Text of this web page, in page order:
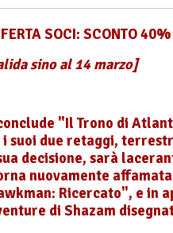
SOCI: SCONTO 40%
sino al 14 marzo]
"Il Trono di
suoi due retaggi,
decisione, sarà
nuovamente
Ricercato", e in
di Shazam